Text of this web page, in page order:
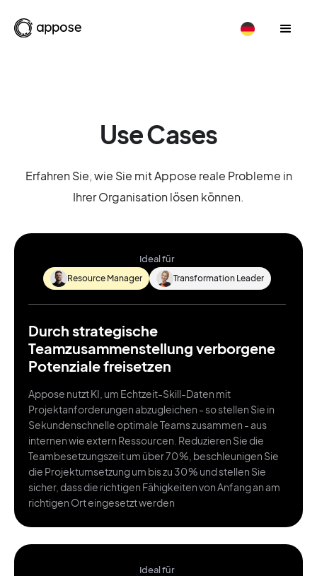
Use Cases
Erfahren Sie, wie Sie mit Appose reale Probleme in
Ihrer Organisation lösen können.
Ideal für
Resource Manager Transformation Leader
Durch strategische
Teamzusammenstellung verborgene
Potenziale freisetzen
Appose nutzt KI, um Echtzeit-Skill-Daten mit
Projektanforderungen abzugleichen - so stellen Sie in
Sekundenschnelle optimale Teams zusammen - aus
internen wie extern Ressourcen. Reduzieren Sie die
Teambesetzungszeit um über 70 %, beschleunigen Sie
die Projektumsetzung um bis zu 30 % und stellen Sie
sicher, dass die richtigen Fähigkeiten von Anfang an am
richtigen Ort eingesetzt werden
Ideal für